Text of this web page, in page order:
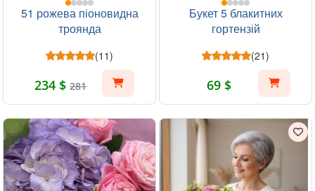
51 рожева піоновидна
троянда
(11)
234 $ 281
Букет 5 блакитних
гортензій
(21)
69 $